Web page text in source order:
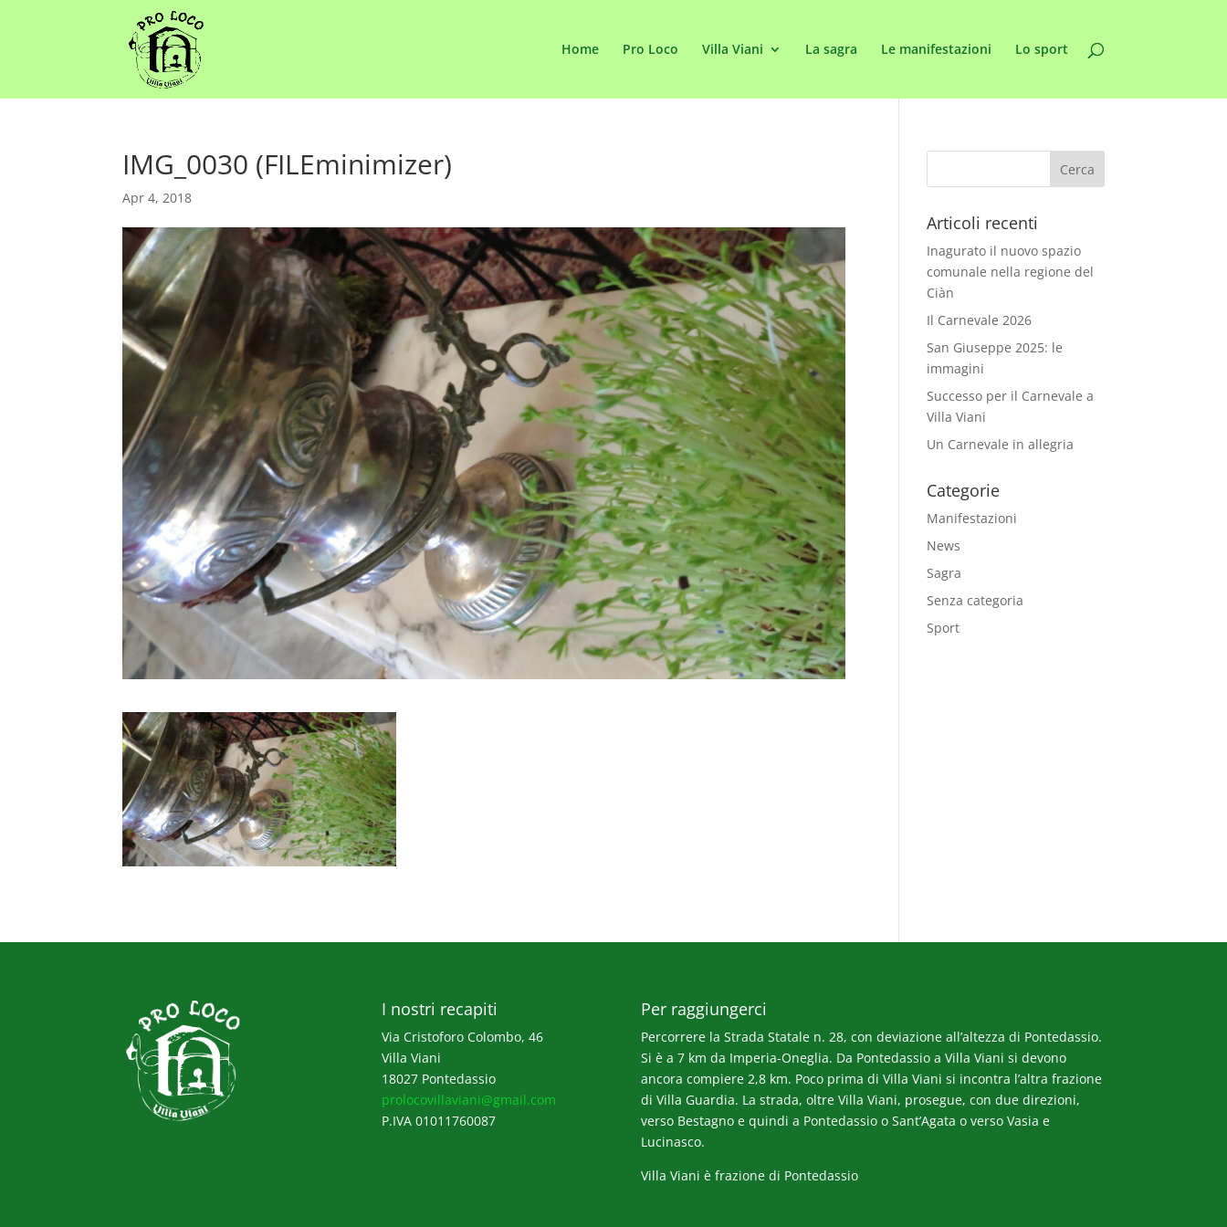
Home Pro Loco Villa Viani La sagra Le manifestazioni Lo sport
IMG_0030 (FILEminimizer)
Apr 4, 2018
Articoli recenti
Inagurato il nuovo spazio
comunale nella regione del
Ciàn
Il Carnevale 2026
San Giuseppe 2025: le
immagini
Successo per il Carnevale a
Villa Viani
Un Carnevale in allegria
Categorie
Manifestazioni
News
Sagra
Senza categoria
Sport
I nostri recapiti
Via Cristoforo Colombo, 46
Villa Viani
18027 Pontedassio
prolocovillaviani@gmail.com
P.IVA 01011760087
Per raggiungerci
Percorrere la Strada Statale n. 28, con deviazione all’altezza di Pontedassio.
Si è a 7 km da Imperia-Oneglia. Da Pontedassio a Villa Viani si devono
ancora compiere 2,8 km. Poco prima di Villa Viani si incontra l’altra frazione
di Villa Guardia. La strada, oltre Villa Viani, prosegue, con due direzioni,
verso Bestagno e quindi a Pontedassio o Sant’Agata o verso Vasia e
Lucinasco.
Villa Viani è frazione di Pontedassio